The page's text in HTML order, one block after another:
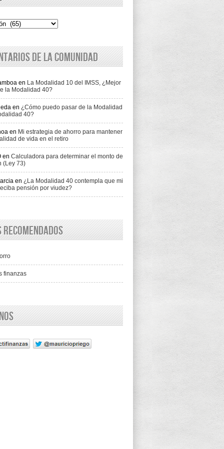
de la comunidad
en La Modalidad 10 del IMSS, ¿Mejor
la Modalidad 40?
en ¿Cómo puedo pasar de la Modalidad
40?
en Mi estrategia de ahorro para mantener
de vida en el retiro
en Calculadora para determinar el monto de
(Ley 73)
en ¿La Modalidad 40 contempla que mi
pensión por viudez?
finanzas